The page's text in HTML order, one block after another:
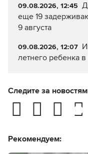
09.08.2026, 12:45
еще 19
9 августа
09.08.2026, 12:07
летнего ребенка
Следите за
Рекомендуем: